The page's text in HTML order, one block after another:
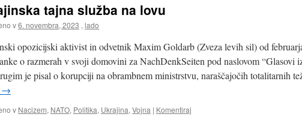
tajna služba na lovu
v6. novembra, 2023 , lado
opozicijski aktivist in odvetnik Maxim Goldarb (Zveza levih sil) od
o razmerah v svoji domovini za NachDenkSeiten pod naslovom “Glasovi
je pisal o korupciji na obrambnem ministrstvu, naraščajočih totalitarnih
→
v Nacizem, NATO, Politika, Ukrajina, Vojna | Komentiraj